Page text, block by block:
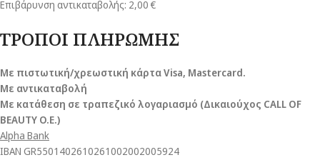
Επιβάρυνση αντικαταβολής: 2,00 €
ΤΡΟΠΟΙ ΠΛΗΡΩΜΗΣ
Με πιστωτική/χρεωστική κάρτα Visa, Mastercard.
Με αντικαταβολή
Με κατάθεση σε τραπεζικό λογαριασμό (Δικαιούχος CALL OF
BEAUTY O.E.)
Alpha Bank
ΙΒΑΝ GR5501402610261002002005924